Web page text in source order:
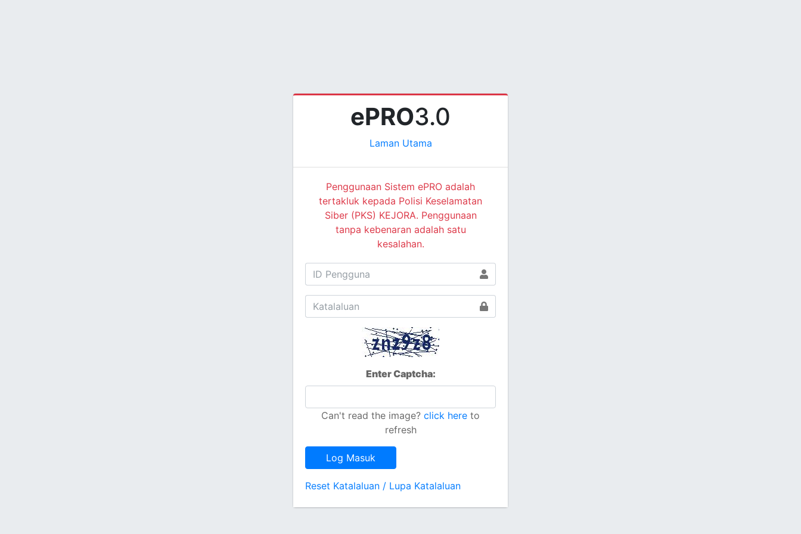
ePRO3.0
Laman Utama
Penggunaan Sistem ePRO adalah
tertakluk kepada Polisi Keselamatan
Siber (PKS) KEJORA. Penggunaan
tanpa kebenaran adalah satu
kesalahan.
Enter Captcha:
Can't read the image? click here to
refresh
Log Masuk
Reset Katalaluan / Lupa Katalaluan